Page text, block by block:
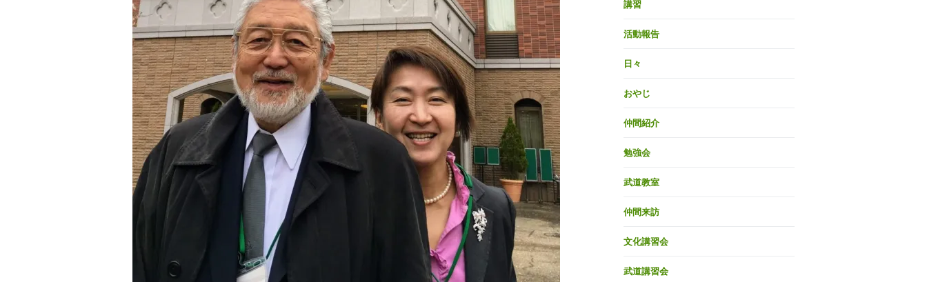
講習
活動報告
日々
おやじ
仲間紹介
勉強会
武道教室
仲間来訪
文化講習会
武道講習会